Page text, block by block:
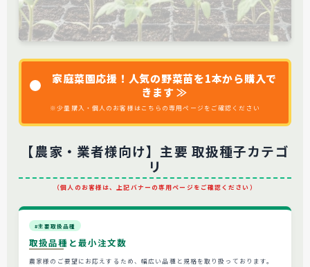
家庭菜園応援！人気の野菜苗を1本から購入で
きます ≫
※少量購入・個人のお客様はこちらの専用ページをご確認ください
【農家・業者様向け】主要 取扱種子カテゴ
リ
（個人のお客様は、上記バナーの専用ページをご確認ください）
#主要取扱品種
取扱品種と最小注文数
農家様のご要望にお応えするため、幅広い品種と規格を取り扱っております。